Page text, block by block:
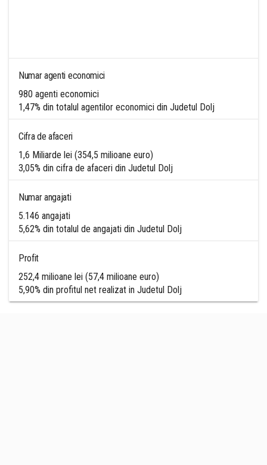
Numar agenti economici
980 agenti economici
1,47% din totalul agentilor economici din Judetul Dolj
Cifra de afaceri
1,6 Miliarde lei (354,5 milioane euro)
3,05% din cifra de afaceri din Judetul Dolj
Numar angajati
5.146 angajati
5,62% din totalul de angajati din Judetul Dolj
Profit
252,4 milioane lei (57,4 milioane euro)
5,90% din profitul net realizat in Judetul Dolj